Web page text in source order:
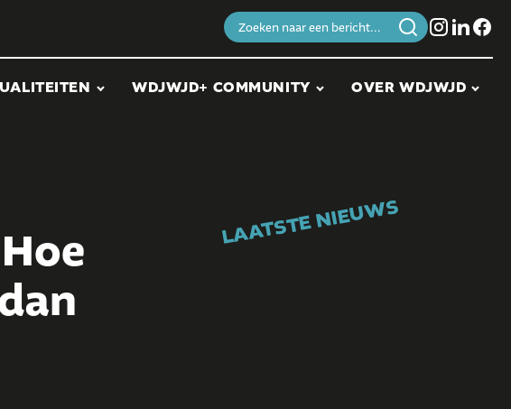
Zoeken
naar:
WDJWJD+ COMMUNITY OVER WDJWJD
LAATSTE NIEUWS